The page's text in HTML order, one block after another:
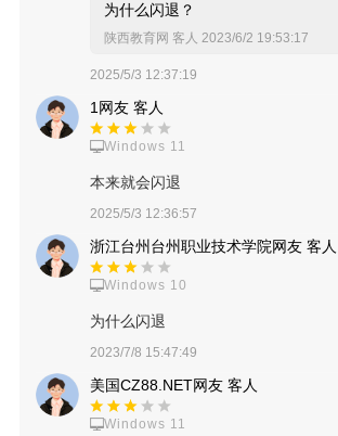
为什么闪退？
陕西教育网 客人 2023/6/2 19:53:17
2025/5/3 12:37:19
1网友 客人
Windows 11
本来就会闪退
2025/5/3 12:36:57
浙江台州台州职业技术学院网友 客人
Windows 10
为什么闪退
2023/7/8 15:47:49
美国CZ88.NET网友 客人
Windows 11